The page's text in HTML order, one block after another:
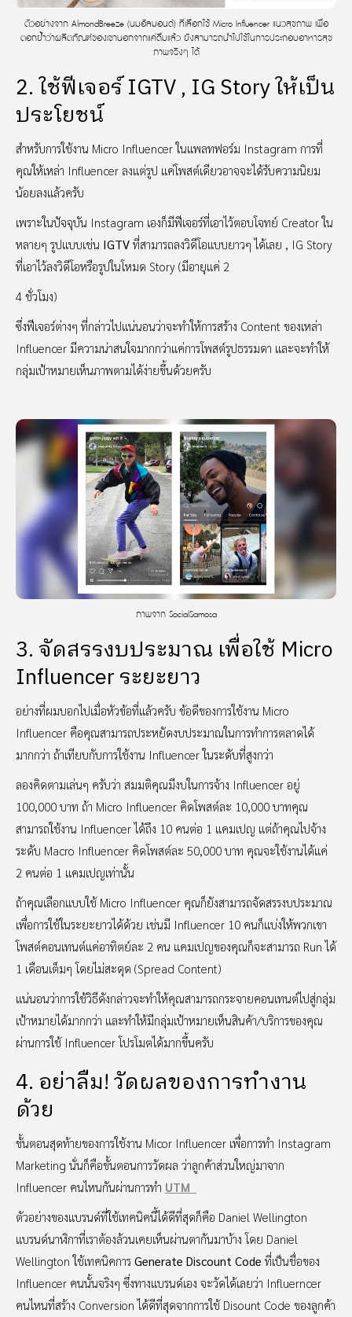
ตัวอย่างจาก AlmondBreeze (นมอัลมอนด์) ที่เลือกใช้ Micro Influencer แนวสุขภาพ เพื่อ
ตอกย้ำว่าผลิตภัณฑ์ของเขานอกจากแค่ดื่มแล้ว ยังสามารถนำไปใช้ในการประกอบอาหารสุข
ภาพจริงๆ ได้
2. ใช้ฟีเจอร์ IGTV , IG Story ให้เป็น
ประโยชน์
สำหรับการใช้งาน Micro Influencer ในแพลทฟอร์ม Instagram การที่
คุณให้เหล่า Influencer ลงแต่รูป แค่โพสต์เดียวอาจจะได้รับความนิยม
น้อยลงแล้วครับ
เพราะในปัจจุบัน Instagram เองก็มีฟีเจอร์ที่เอาไว้ตอบโจทย์ Creator ใน
หลายๆ รูปแบบเช่น IGTV ที่สามารถลงวิดีโอแบบยาวๆ ได้เลย , IG Story
ที่เอาไว้ลงวิดีโอหรือรูปในโหมด Story (มีอายุแค่ 2
4 ชั่วโมง)
ซึ่งฟีเจอร์ต่างๆ ที่กล่าวไปแน่นอนว่าจะทำให้การสร้าง Content ของเหล่า
Influencer มีความน่าสนใจมากกว่าแค่การโพสต์รูปธรรมดา และจะทำให้
กลุ่มเป้าหมายเห็นภาพตามได้ง่ายขึ้นด้วยครับ
ภาพจาก SocialSamosa
3. จัดสรรงบประมาณ เพื่อใช้ Micro
Influencer ระยะยาว
อย่างที่ผมบอกไปเมื่อหัวข้อที่แล้วครับ ข้อดีของการใช้งาน Micro
Influencer คือคุณสามารถประหยัดงบประมาณในการทำการตลาดได้
มากกว่า ถ้าเทียบกับการใช้งาน Influencer ในระดับที่สูงกว่า
ลองคิดตามเล่นๆ ครับว่า สมมติคุณมีงบในการจ้าง Influencer อยู่
100,000 บาท ถ้า Micro Influencer คิดโพสต์ละ 10,000 บาทคุณ
สามารถใช้งาน Influencer ได้ถึง 10 คนต่อ 1 แคมเปญ แต่ถ้าคุณไปจ้าง
ระดับ Macro Influencer คิดโพสต์ละ 50,000 บาท คุณจะใช้งานได้แค่
2 คนต่อ 1 แคมเปญเท่านั้น
ถ้าคุณเลือกแบบใช้ Micro Influencer คุณก็ยังสามารถจัดสรรงบประมาณ
เพื่อการใช้ในระยะยาวได้ด้วย เช่นมี Influencer 10 คนก็แบ่งให้พวกเขา
โพสต์คอนเทนต์แค่อาทิตย์ละ 2 คน แคมเปญของคุณก็จะสามารถ Run ได้
1 เดือนเต็มๆ โดยไม่สะดุด (Spread Content)
แน่นอนว่าการใช้วิธีดังกล่าวจะทำให้คุณสามารถกระจายคอนเทนต์ไปสู่กลุ่ม
เป้าหมายได้มากกว่า และทำให้มีกลุ่มเป้าหมายเห็นสินค้า/บริการของคุณ
ผ่านการใช้ Influencer โปรโมตได้มากขึ้นครับ
4. อย่าลืม! วัดผลของการทำงาน
ด้วย
ขั้นตอนสุดท้ายของการใช้งาน Micor Influencer เพื่อการทำ Instagram
Marketing นั่นก็คือขั้นตอนการวัดผล ว่าลูกค้าส่วนใหญ่มาจาก
Influencer คนไหนกันผ่านการทำ UTM
ตัวอย่างของแบรนด์ที่ใช้เทคนิคนี้ได้ดีที่สุดก็คือ Daniel Wellington
แบรนด์นาฬิกาที่เราต้องล้วนเคยเห็นผ่านตากันมาบ้าง โดย Daniel
Wellington ใช้เทคนิคการ Generate Discount Code ที่เป็นชื่อของ
Influencer คนนั้นจริงๆ ซึ่งทางแบรนด์เอง จะวัดได้เลยว่า Influerncer
คนไหนที่สร้าง Conversion ได้ดีที่สุดจากการใช้ Disount Code ของลูกค้า